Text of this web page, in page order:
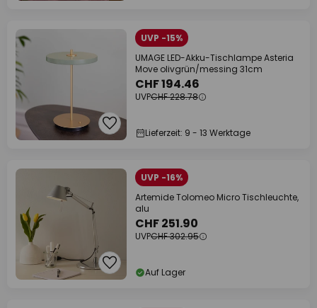
UVP -15%
UMAGE LED-Akku-Tischlampe Asteria
Move olivgrün/messing 31cm
CHF 194.46
UVPCHF 228.78
Lieferzeit: 9 - 13 Werktage
UVP -16%
Artemide Tolomeo Micro Tischleuchte,
alu
CHF 251.90
UVPCHF 302.95
Auf Lager